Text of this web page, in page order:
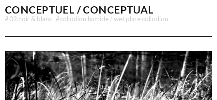
CONCEPTUEL / CONCEPTUAL
#02.noir & blanc #collodion humide / wet plate collodion